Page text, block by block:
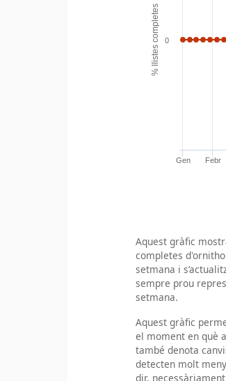
Aquest gràfic
completes
setmana i
sempre prou
setmana.
Aquest gràfic
el moment en què
també denota
detecten molt
dir,